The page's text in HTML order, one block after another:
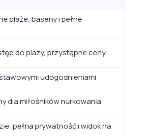
plaże, baseny i pełne
do plaży, przystępne ceny
udogodnieniami
dla miłośników nurkowania
pełna prywatność i widok na